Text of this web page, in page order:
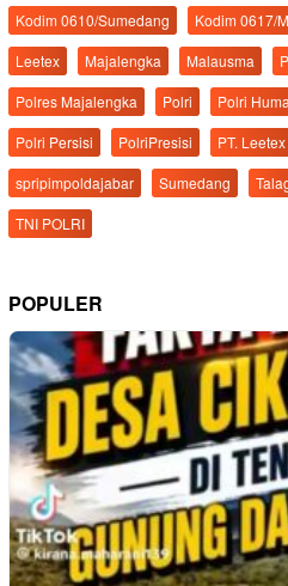
Kodim 0610/Sumedang
Kodim 0617/
Leetex
Majalengka Malausma
Polres Majalengka
Polri Polri
Polri Persisi
PolriPresisi PT. Leetex
spripimpoldajabar
Sumedang
TNI POLRI
POPULER